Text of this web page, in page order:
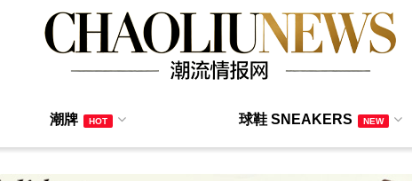
潮牌 HOT 球鞋 SNEAKERS NEW